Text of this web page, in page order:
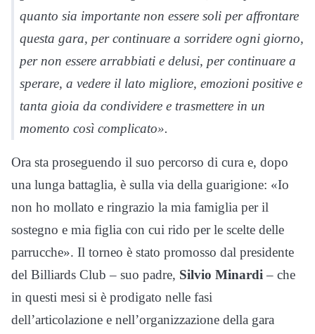
quanto sia importante non essere soli per affrontare
questa gara, per continuare a sorridere ogni giorno,
per non essere arrabbiati e delusi, per continuare a
sperare, a vedere il lato migliore, emozioni positive e
tanta gioia da condividere e trasmettere in un
momento così complicato».
Ora sta proseguendo il suo percorso di cura e, dopo
una lunga battaglia, è sulla via della guarigione: «Io
non ho mollato e ringrazio la mia famiglia per il
sostegno e mia figlia con cui rido per le scelte delle
parrucche». Il torneo è stato promosso dal presidente
del Billiards Club – suo padre, Silvio Minardi– che
in questi mesi si è prodigato nelle fasi
dell’articolazione e nell’organizzazione della gara